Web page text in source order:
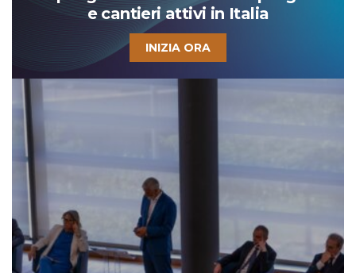
e cantieri attivi in Italia
INIZIA ORA